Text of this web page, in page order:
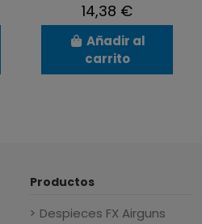
14,38 €
Añadir al
carrito
Productos
Despieces FX Airguns